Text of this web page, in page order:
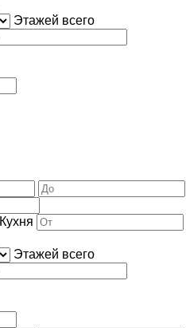
Этажей всего
Кухня
Этажей всего